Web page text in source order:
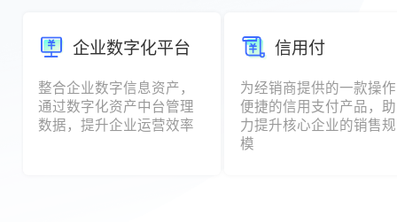
企业数字化平台
整合企业数字信息资产，
通过数字化资产中台管理
数据，提升企业运营效率
信用付
为经销商提供的一款操作
便捷的信用支付产品，助
力提升核心企业的销售规
模